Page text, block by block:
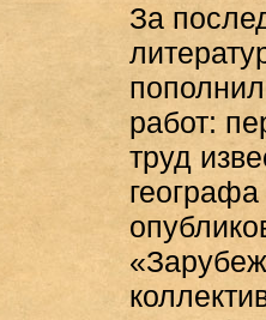
За
работ:
труд